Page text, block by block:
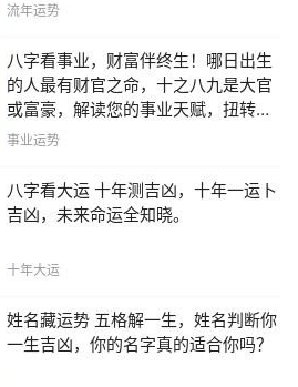
流年运势
八字看事业，财富伴终生！哪日出生
的人最有财官之命，十之八九是大官
或富豪，解读您的事业天赋，扭转当
下不利困局！！
事业运势
八字看大运 十年测吉凶，十年一运卜
吉凶，未来命运全知晓。
十年大运
姓名藏运势 五格解一生，姓名判断你
一生吉凶，你的名字真的适合你吗？